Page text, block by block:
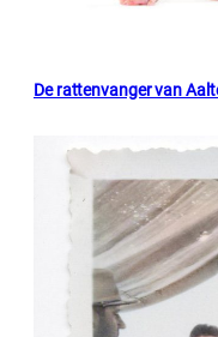
De rattenvanger van